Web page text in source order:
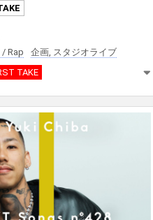
Rap
企画, スタジオライブ
TAKE